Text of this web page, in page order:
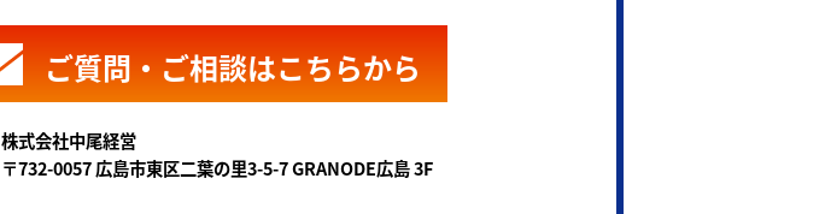
ご質問・ご相談はこちらから
株式会社中尾経営
〒732-0057 広島市東区二葉の里3-5-7 GRANODE広島 3F